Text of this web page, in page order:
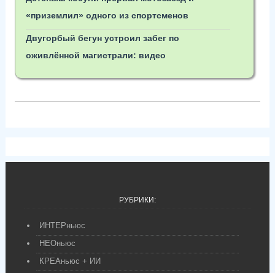
«приземлил» одного из спортсменов
Двугорбый бегун устроил забег по
оживлённой магистрали: видео
РУБРИКИ:
ИНТЕРньюс
НЕОньюс
КРЕАньюс + ИИ